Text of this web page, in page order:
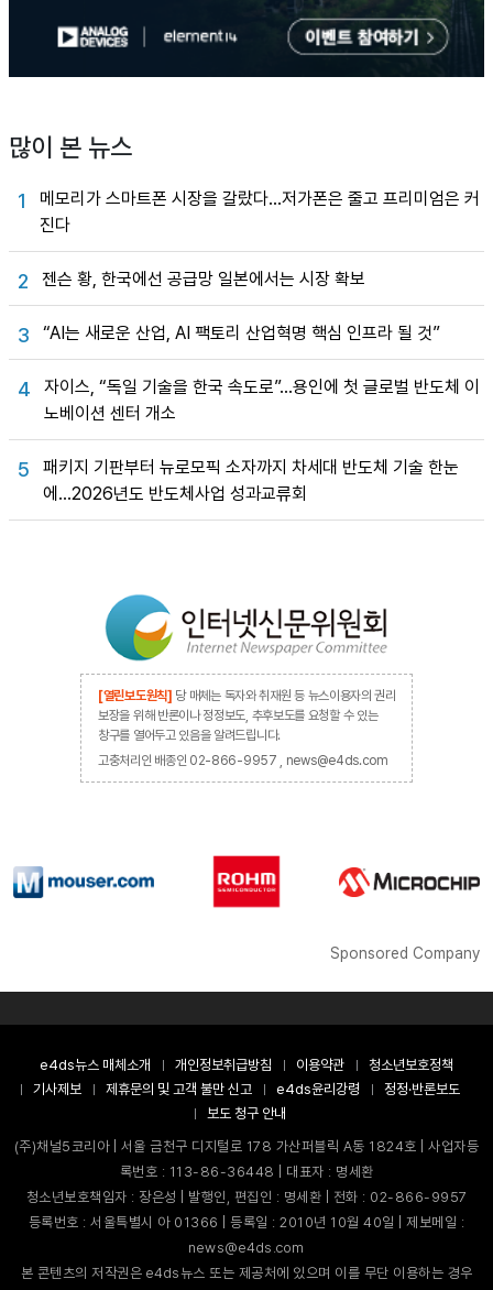
많이 본 뉴스
1
메모리가 스마트폰 시장을 갈랐다…저가폰은 줄고 프리미엄은 커
진다
2 젠슨 황, 한국에선 공급망 일본에서는 시장 확보
3 “AI는 새로운 산업, AI 팩토리 산업혁명 핵심 인프라 될 것”
4
자이스, “독일 기술을 한국 속도로”…용인에 첫 글로벌 반도체 이
노베이션 센터 개소
5
패키지 기판부터 뉴로모픽 소자까지 차세대 반도체 기술 한눈
에…2026년도 반도체사업 성과교류회
[열린보도원칙] 당 매체는 독자와 취재원 등 뉴스이용자의 권리
보장을 위해 반론이나 정정보도, 추후보도를 요청할 수 있는
창구를 열어두고 있음을 알려드립니다.
고충처리인 배종인 02-866-9957 , news@e4ds.com
Sponsored Company
e4ds뉴스 매체소개 개인정보취급방침 이용약관
청소년보호정책
기사제보
제휴문의 및 고객 불만 신고 e4ds윤리강령
정정·반론보도
보도 청구 안내
(주)채널5코리아 | 서울 금천구 디지털로 178 가산퍼블릭 A동 1824호 | 사업자등
록번호 : 113-86-36448 | 대표자 : 명세환
청소년보호책임자 : 장은성 | 발행인, 편집인 : 명세환 | 전화 : 02-866-9957
등록번호 : 서울특별시 아 01366 | 등록일 : 2010년 10월 40일 | 제보메일 :
news@e4ds.com
본 콘텐츠의 저작권은 e4ds뉴스 또는 제공처에 있으며 이를 무단 이용하는 경우